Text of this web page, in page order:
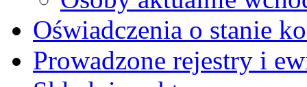
Oświadczenia o stanie
Prowadzone rejestry i